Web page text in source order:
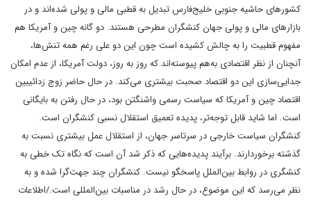
کشورهای حاشیه جنوبی خلیج‌فارس تبدیل به قطبی مالی و پولی شده‌اند و در
بازارهای مالی و پولی جهان کنشگران مطرحی هستند. دو گانه چین و آمریکا هم
مفهوم قطبیت را به چالش کشیده است چون این دو علی رغم همه تنش‌ها،
آنچنان از نظر اقتصادی به‌هم پیوسته‌اند که روز به روز، دولت آمریکا، از عدم امکان
جدایی‌سازی این دو اقتصاد صحبت بیشتری می‌کند. در حال حاضر زوج زدائیبین
اقتصاد چین و آمریکا که سیاست رسمی واشنگتن بود، در حال رفتن به بایگانی
است. اما شاید قابل توجه‌تر، پدیده تعمیق استقلال نسبی کنشگران است.
کنشگران سیاست خارجی در سرتاسر جهان، از استقلال عمل بیشتری نسبت به
گذشته برخوردارند. برآیند پدیده‌هایی که ذکر شد آن است که نگاه تک خطی به
کنشگری در روابط بین‌الملل پاسخگو نیست. کنشگران چند جهت‌گرا شده و به
نظر می‌رسد که این موضوع، در حال رشد در مناسبات بین‌المللی است./اطلاعات